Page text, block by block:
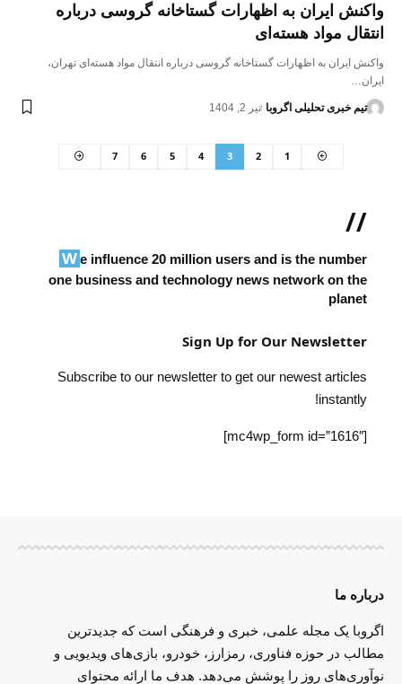
واکنش ایران به اظهارات گستاخانه گروسی درباره
انتقال مواد هسته‌ای
واکنش ایران به اظهارات گستاخانه گروسی درباره انتقال مواد هسته‌ای تهران،
ایران…
تیم خبری تحلیلی اگروبا تیر 2, 1404
1
2
3
4
5
6
7
//
We influence 20 million users and is the number
one business and technology news network on the
planet
Sign Up for Our Newsletter
Subscribe to our newsletter to get our newest articles
instantly!
[mc4wp_form id=”1616″]
درباره ما
اگروبا یک مجله علمی، خبری و فرهنگی است که جدیدترین
مطالب در حوزه فناوری، رمزارز، خودرو، بازی‌های ویدیویی و
نوآوری‌های روز را پوشش می‌دهد. هدف ما ارائه محتوای